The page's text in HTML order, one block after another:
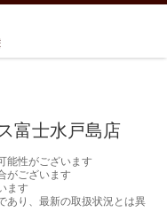
富士水戸島店
能性がございます
がございます
ます
あり、最新の取扱状況とは異